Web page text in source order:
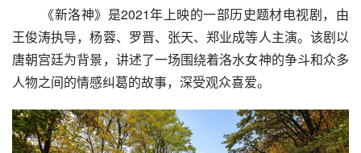
王俊涛执导，杨蓉、罗晋、张天、郑业成等人主演。该剧以
唐朝宫廷为背景，讲述了一场围绕着洛水女神的争斗和众多
人物之间的情感纠葛的故事，深受观众喜爱。